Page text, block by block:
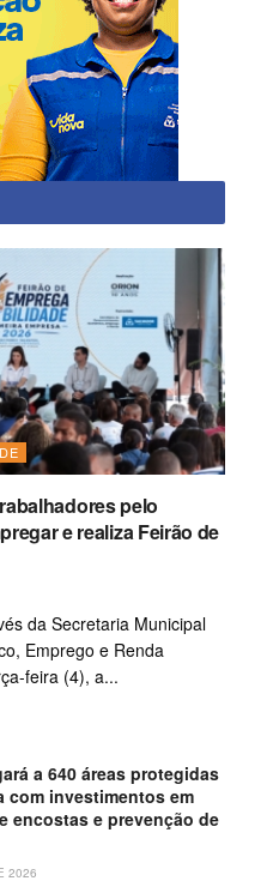
pelo
e realiza Feirão de
da Secretaria Municipal
Emprego e Renda
feira (4), a...
a 640 áreas protegidas
com investimentos em
encostas e prevenção de
2026